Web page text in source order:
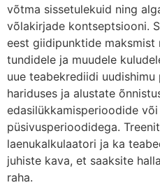
võtma sissetulekuid ning
võlakirjade kontseptsiooni.
eest giidipunktide maksmist
tundidele ja muudele
uue teabekrediidi
hariduses ja alustate
edasilükkamisperioodide
püsivusperioodidega.
laenukalkulaatori ja ka
juhiste kava, et saaksite
raha.